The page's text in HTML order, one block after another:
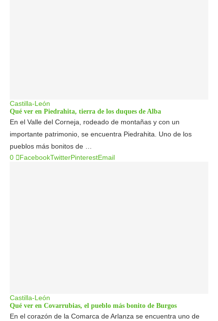
Castilla-León
Qué ver en Piedrahita, tierra de los duques de Alba
En el Valle del Corneja, rodeado de montañas y con un
importante patrimonio, se encuentra Piedrahita. Uno de los
pueblos más bonitos de …
0
FacebookTwitterPinterestEmail
Castilla-León
Qué ver en Covarrubias, el pueblo más bonito de Burgos
En el corazón de la Comarca de Arlanza se encuentra uno de